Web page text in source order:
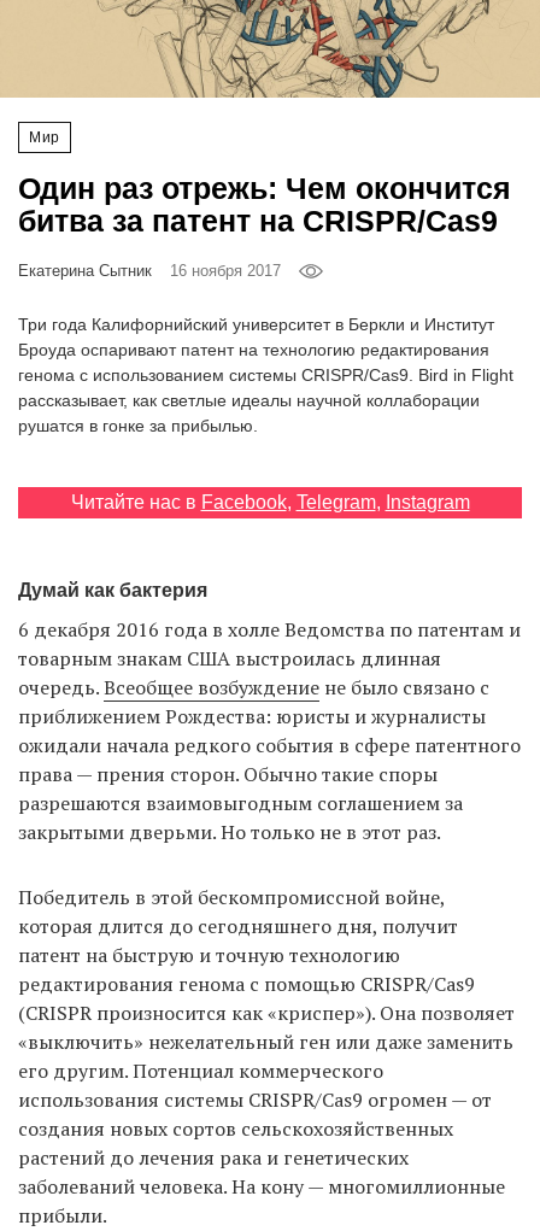
EN
UA
Мир
Один раз отрежь: Чем окончится
битва за патент на CRISPR/Cas9
Екатерина Сытник 16 ноября 2017
Три года Калифорнийский университет в Беркли и Институт
Броуда оспаривают патент на технологию редактирования
генома с использованием системы CRISPR/Cas9. Bird in Flight
рассказывает, как светлые идеалы научной коллаборации
рушатся в гонке за прибылью.
Читайте нас в Facebook, Telegram, Instagram
Думай как бактерия
6 декабря 2016 года в холле Ведомства по патентам и
товарным знакам США выстроилась длинная
очередь.Всеобщее возбуждение не было связано с
приближением Рождества: юристы и журналисты
ожидали начала редкого события в сфере патентного
права — прения сторон. Обычно такие споры
разрешаются взаимовыгодным соглашением за
закрытыми дверьми. Но только не в этот раз.
Победитель в этой бескомпромиссной войне,
которая длится до сегодняшнего дня, получит
патент на быструю и точную технологию
редактирования генома с помощью CRISPR/Cas9
(CRISPR произносится как «криспер»). Она позволяет
«выключить» нежелательный ген или даже заменить
его другим. Потенциал коммерческого
использования системы CRISPR/Cas9 огромен — от
создания новых сортов сельскохозяйственных
растений до лечения рака и генетических
заболеваний человека. На кону — многомиллионные
прибыли.